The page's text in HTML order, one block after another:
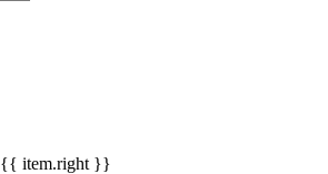
{{ item.right }}